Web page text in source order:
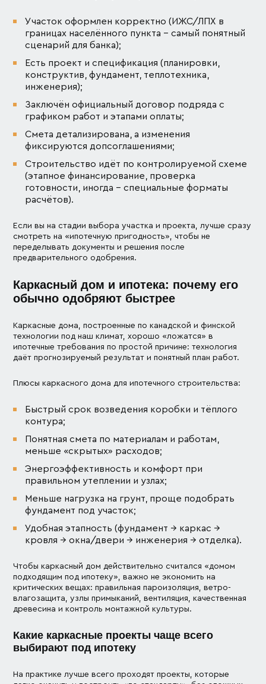
Участок оформлен корректно (ИЖС/ЛПХ в
границах населённого пункта – самый понятный
сценарий для банка);
Есть проект и спецификация (планировки,
конструктив, фундамент, теплотехника,
инженерия);
Заключён официальный договор подряда с
графиком работ и этапами оплаты;
Смета детализирована, а изменения
фиксируются допсоглашениями;
Строительство идёт по контролируемой схеме
(этапное финансирование, проверка
готовности, иногда – специальные форматы
расчётов).
Если вы на стадии выбора участка и проекта, лучше сразу
смотреть на «ипотечную пригодность», чтобы не
переделывать документы и решения после
предварительного одобрения.
Каркасный дом и ипотека: почему его
обычно одобряют быстрее
Каркасные дома, построенные по канадской и финской
технологии под наш климат, хорошо «ложатся» в
ипотечные требования по простой причине: технология
даёт прогнозируемый результат и понятный план работ.
Плюсы каркасного дома для ипотечного строительства:
Быстрый срок возведения коробки и тёплого
контура;
Понятная смета по материалам и работам,
меньше «скрытых» расходов;
Энергоэффективность и комфорт при
правильном утеплении и узлах;
Меньше нагрузка на грунт, проще подобрать
фундамент под участок;
Удобная этапность (фундамент → каркас →
кровля → окна/двери → инженерия → отделка).
Чтобы каркасный дом действительно считался «домом
подходящим под ипотеку», важно не экономить на
критических вещах: правильная пароизоляция, ветро-
влагозащита, узлы примыканий, вентиляция, качественная
древесина и контроль монтажной культуры.
Какие каркасные проекты чаще всего
выбирают под ипотеку
На практике лучше всего проходят проекты, которые